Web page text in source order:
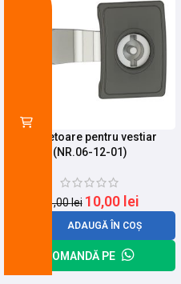
Incuietoare pentru vestiar
(NR.06-12-01)
31,00lei 10,00 lei
ADAUGĂ ÎN COȘ
COMANDĂ PE